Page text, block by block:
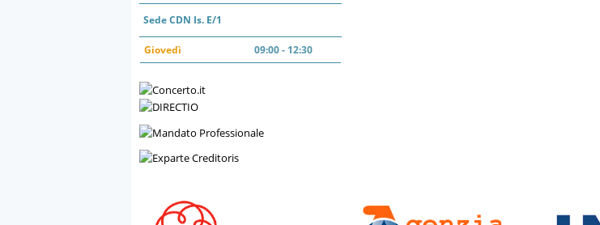
Sede CDN Is. E/1
Giovedì 09:00 - 12:30